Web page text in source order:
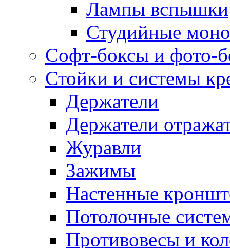
Лампы вспышки
Студийные
Софт-боксы и фото-
Стойки и системы
Держатели
Держатели
Журавли
Зажимы
Настенные
Потолочные
Противовесы и